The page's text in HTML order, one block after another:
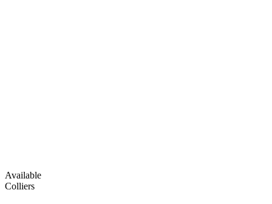
Available
Colliers